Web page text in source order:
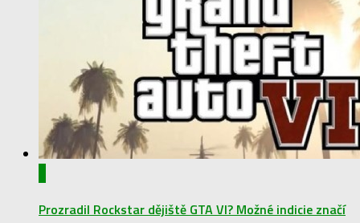
Prozradil Rockstar dějiště GTA VI? Možné indicie značí